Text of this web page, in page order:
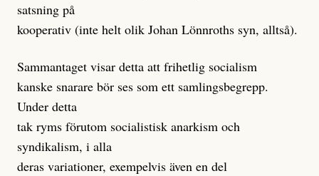
satsning på
kooperativ (inte helt olik Johan Lönnroths syn, alltså).
Sammantaget visar detta att frihetlig socialism
kanske snarare bör ses som ett samlingsbegrepp.
Under detta
tak ryms förutom socialistisk anarkism och
syndikalism, i alla
deras variationer, exempelvis även en del